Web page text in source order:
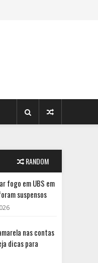
RANDOM
fogo em UBS em
suspensos
nas contas
dicas para